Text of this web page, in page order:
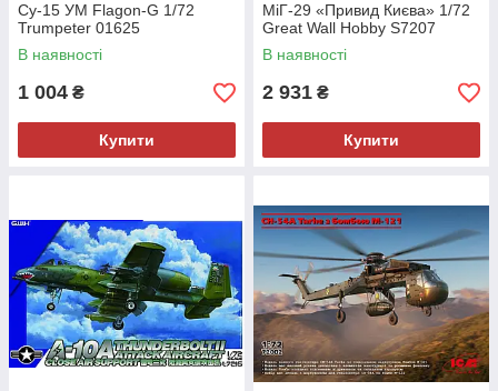
Су-15 УМ Flagon-G 1/72
Trumpeter 01625
В наявності
1 004 ₴
Купити
МіГ-29 «Привид Києва» 1/72
Great Wall Hobby S7207
В наявності
2 931 ₴
Купити